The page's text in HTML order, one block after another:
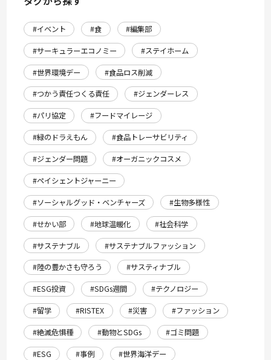
#イベント #食
#編集部
#サーキュラーエコノミー
#ステイホーム
#世界環境デー
#食品ロス削減
#つかう責任つくる責任
#ジェンダーレス
#パリ協定
#フードマイレージ
#緑のドラえもん
#食品トレーサビリティ
#ジェンダー問題
#オーガニックコスメ
#ペイシェントジャーニー
#ソーシャルグッド・ベンチャーズ
#生物多様性
#せかい部
#地球温暖化
#社会科学
#サステナブル
#サステナブルファッション
#陸の豊かさも守ろう
#サスティナブル
#ESG投資
#SDGs週間
#テクノロジー
#留学
#RISTEX #災害
#ファッション
#絶滅危惧種
#動物とSDGs
#ゴミ問題
#ESG
#事例
#世界海洋デー